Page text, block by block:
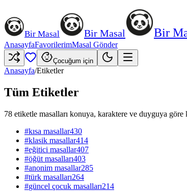
Bir Masal Bir Masal Bir
AnasayfaFavorilerimMasal Gönder
Çocuğum için
Anasayfa/Etiketler
Tüm Etiketler
78 etiketle masalları konuya, karaktere ve duyguya göre
#kısa masallar430
#klasik masallar414
#eğitici masallar407
#öğüt masalları403
#anonim masallar285
#türk masalları264
#güncel çocuk masalları214